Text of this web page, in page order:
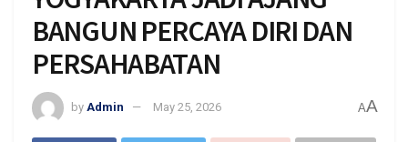
BANGUN PERCAYA DIRI DAN
PERSAHABATAN
by Admin May 25, 2026 AA